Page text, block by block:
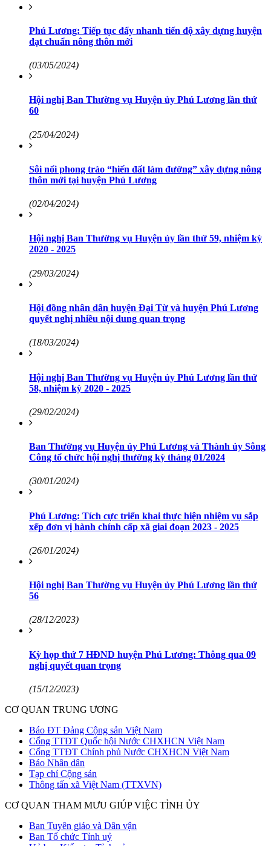
Phú Lương: Tiếp tục đẩy nhanh tiến độ xây dựng huyện
đạt chuẩn nông thôn mới
(03/05/2024)
Hội nghị Ban Thường vụ Huyện ủy Phú Lương lần thứ
60
(25/04/2024)
Sôi nổi phong trào “hiến đất làm đường” xây dựng nông
thôn mới tại huyện Phú Lương
(02/04/2024)
Hội nghị Ban Thường vụ Huyện ủy lần thứ 59, nhiệm kỳ
2020 - 2025
(29/03/2024)
Hội đồng nhân dân huyện Đại Từ và huyện Phú Lương
quyết nghị nhiều nội dung quan trọng
(18/03/2024)
Hội nghị Ban Thường vụ Huyện ủy Phú Lương lần thứ
58, nhiệm kỳ 2020 - 2025
(29/02/2024)
Ban Thường vụ Huyện ủy Phú Lương và Thành ủy Sông
Công tổ chức hội nghị thường kỳ tháng 01/2024
(30/01/2024)
Phú Lương: Tích cực triển khai thực hiện nhiệm vụ sắp
xếp đơn vị hành chính cấp xã giai đoạn 2023 - 2025
(26/01/2024)
Hội nghị Ban Thường vụ Huyện ủy Phú Lương lần thứ
56
(28/12/2023)
Kỳ họp thứ 7 HĐND huyện Phú Lương: Thông qua 09
nghị quyết quan trọng
(15/12/2023)
CƠ QUAN TRUNG ƯƠNG
Báo ĐT Đảng Cộng sản Việt Nam
Cổng TTĐT Quốc hội Nước CHXHCN Việt Nam
Cổng TTĐT Chính phủ Nước CHXHCN Việt Nam
Báo Nhân dân
Tạp chí Cộng sản
Thông tấn xã Việt Nam (TTXVN)
CƠ QUAN THAM MƯU GIÚP VIỆC TỈNH ỦY
Ban Tuyên giáo và Dân vận
Ban Tổ chức Tỉnh uỷ